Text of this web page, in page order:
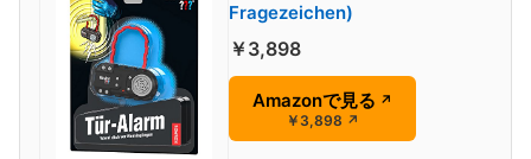
Fragezeichen)
￥3,898
Amazonで見る ↗
￥3,898 ↗